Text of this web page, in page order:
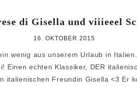
di Gisella und viiieeel
16. OKTOBER 2015
wenig aus unserem Urlaub in
Einen echten Klassiker, DER
italienischen Freundin Gisella <3 Er